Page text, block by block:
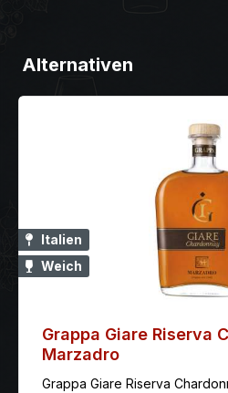
Alternativen
Italien
Weich
Grappa Giare Riserva
Marzadro
Grappa Giare Riserva